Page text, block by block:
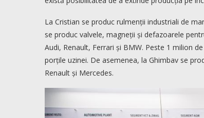
La Cristian se produc rulmenții industriali de
se produc valvele, magneții și defazoarele
Audi, Renault, Ferrari și BMW. Peste 1 milion
porțile uzinei. De asemenea, la Ghimbav se
Renault și Mercedes.